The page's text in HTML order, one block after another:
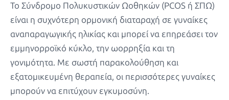
Το Σύνδρομο Πολυκυστικών Ωοθηκών (PCOS ή ΣΠΩ)
είναι η συχνότερη ορμονική διαταραχή σε γυναίκες
αναπαραγωγικής ηλικίας και μπορεί να επηρεάσει τον
εμμηνορροϊκό κύκλο, την ωορρηξία και τη
γονιμότητα. Με σωστή παρακολούθηση και
εξατομικευμένη θεραπεία, οι περισσότερες γυναίκες
μπορούν να επιτύχουν εγκυμοσύνη.